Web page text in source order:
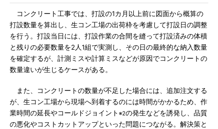
コンクリート工事では、打設の1カ月以上前に図面から概算の
打設数量を算出し、生コン工場の出荷枠を考慮して打設日の調整
を行う。打設当日には、打設作業の合間を縫って打設済みの体積
と残りの必要数量を2人1組で実測し、その日の最終的な納入数量
を確定するが、計測ミスや計算ミスなどが原因でコンクリートの
数量違いが生じるケースがある。
また、コンクリートの数量が不足した場合には、追加注文する
が、生コン工場から現場へ到着するのには時間がかかるため、作
業時間の延長やコールドジョイント ※2の発生などを誘発し、品質
の悪化やコストカットアップといった問題につながる。解決策と